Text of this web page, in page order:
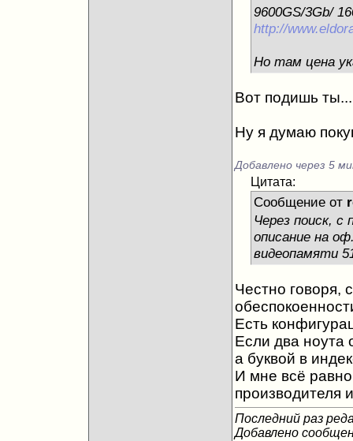
9600GS/3Gb/
http://
Но там цена
Вот подишь
Ну я думаю
Добавлено через 5
Цитата:
Сообщение от
Через поиск,
описание на
видеопамяти
Честно говоря,
Есть
Если два ноута
а буквой в
И мне всё
производителя
Последний раз
Добавлено